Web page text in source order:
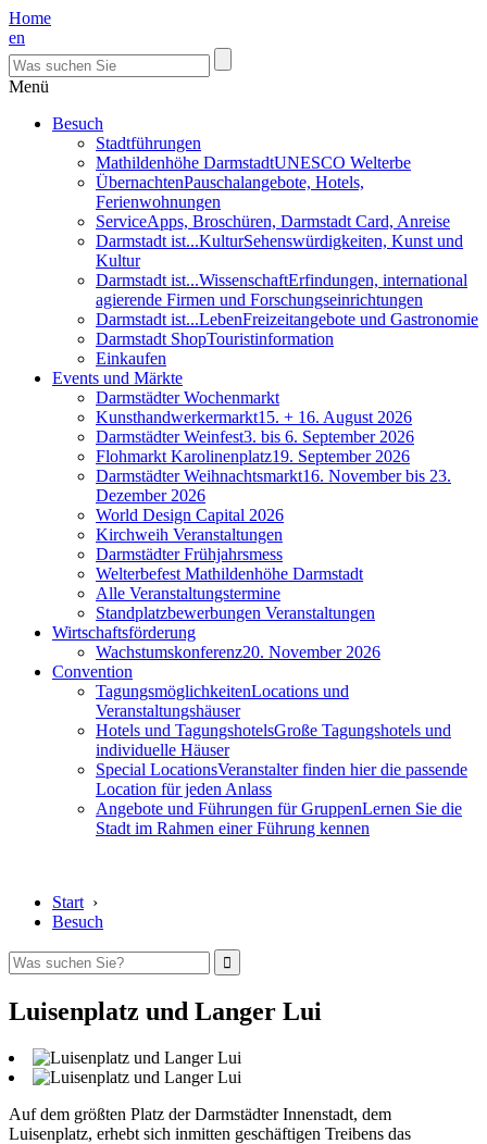
Home
en
Menü
Besuch
Stadtführungen
Mathildenhöhe DarmstadtUNESCO Welterbe
ÜbernachtenPauschalangebote, Hotels,
Ferienwohnungen
ServiceApps, Broschüren, Darmstadt Card, Anreise
Darmstadt ist...KulturSehenswürdigkeiten, Kunst und
Kultur
Darmstadt ist...WissenschaftErfindungen, international
agierende Firmen und Forschungseinrichtungen
Darmstadt ist...LebenFreizeitangebote und Gastronomie
Darmstadt ShopTouristinformation
Einkaufen
Events und Märkte
Darmstädter Wochenmarkt
Kunsthandwerkermarkt15. + 16. August 2026
Darmstädter Weinfest3. bis 6. September 2026
Flohmarkt Karolinenplatz19. September 2026
Darmstädter Weihnachtsmarkt16. November bis 23.
Dezember 2026
World Design Capital 2026
Kirchweih Veranstaltungen
Darmstädter Frühjahrsmess
Welterbefest Mathildenhöhe Darmstadt
Alle Veranstaltungstermine
Standplatzbewerbungen Veranstaltungen
Wirtschaftsförderung
Wachstumskonferenz20. November 2026
Convention
TagungsmöglichkeitenLocations und
Veranstaltungshäuser
Hotels und TagungshotelsGroße Tagungshotels und
individuelle Häuser
Special LocationsVeranstalter finden hier die passende
Location für jeden Anlass
Angebote und Führungen für GruppenLernen Sie die
Stadt im Rahmen einer Führung kennen
Start ›
Besuch
Luisenplatz und Langer Lui
Auf dem größten Platz der Darmstädter Innenstadt, dem
Luisenplatz, erhebt sich inmitten geschäftigen Treibens das